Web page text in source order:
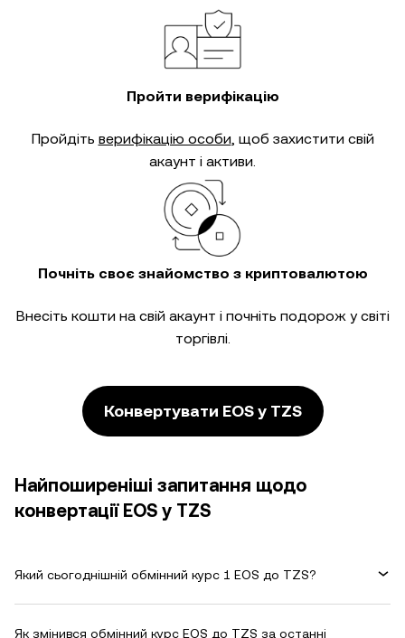
Пройти верифікацію
Пройдіть верифікацію особи, щоб захистити свій
акаунт і активи.
Почніть своє знайомство з криптовалютою
Внесіть кошти на свій акаунт і почніть подорож у світі
торгівлі.
Конвертувати EOS у TZS
Найпоширеніші запитання щодо
конвертації EOS у TZS
Який сьогоднішній обмінний курс 1 EOS до TZS?
Як змінився обмінний курс EOS до TZS за останні